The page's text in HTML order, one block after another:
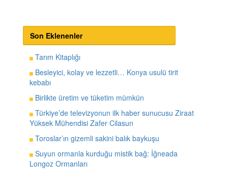
Son Eklenenler
Tarım Kitaplığı
Besleyici, kolay ve lezzetli… Konya usulü tirit
kebabı
Birlikte üretim ve tüketim mümkün
Türkiye’de televizyonun ilk haber sunucusu Ziraat
Yüksek Mühendisi Zafer Cilasun
Toroslar’ın gizemli sakini balık baykuşu
Suyun ormanla kurduğu mistik bağ: İğneada
Longoz Ormanları